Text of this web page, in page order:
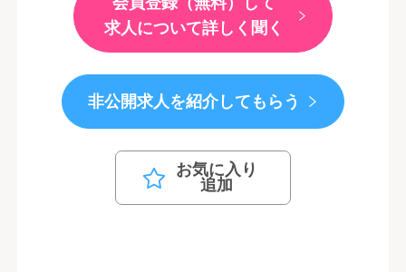
求人について詳しく聞く
非公開求人を紹介してもらう
お気に入り
追加